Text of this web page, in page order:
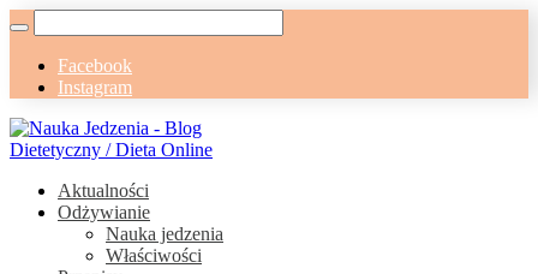
Facebook
Instagram
Aktualności
Odżywianie
Nauka jedzenia
Właściwości